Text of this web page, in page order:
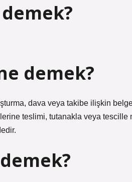
demek?
dava veya takibe ilişkin
teslimi, tutanakla veya